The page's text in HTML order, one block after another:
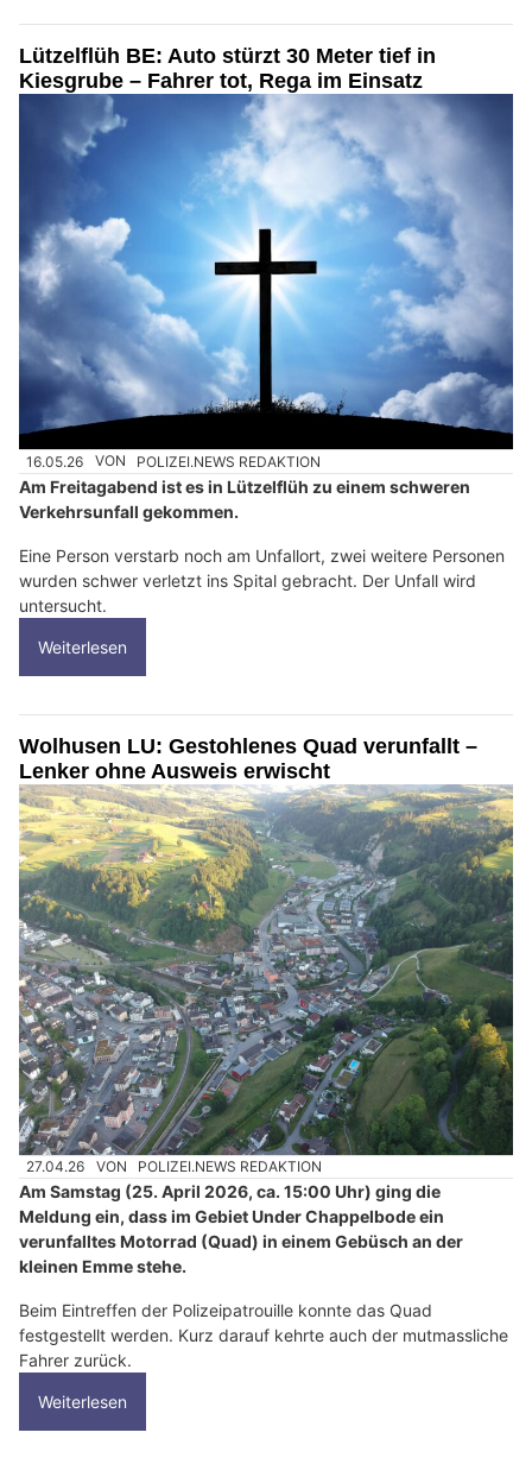
Lützelflüh BE: Auto stürzt 30 Meter tief in
Kiesgrube – Fahrer tot, Rega im Einsatz
16.05.26 VON POLIZEI.NEWS REDAKTION
Am Freitagabend ist es in Lützelflüh zu einem schweren
Verkehrsunfall gekommen.
Eine Person verstarb noch am Unfallort, zwei weitere Personen
wurden schwer verletzt ins Spital gebracht. Der Unfall wird
untersucht.
Weiterlesen
Wolhusen LU: Gestohlenes Quad verunfallt –
Lenker ohne Ausweis erwischt
27.04.26 VON POLIZEI.NEWS REDAKTION
Am Samstag (25. April 2026, ca. 15:00 Uhr) ging die
Meldung ein, dass im Gebiet Under Chappelbode ein
verunfalltes Motorrad (Quad) in einem Gebüsch an der
kleinen Emme stehe.
Beim Eintreffen der Polizeipatrouille konnte das Quad
festgestellt werden. Kurz darauf kehrte auch der mutmassliche
Fahrer zurück.
Weiterlesen